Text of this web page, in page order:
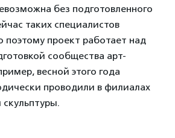
без подготовленного
таких специалистов
поэтому проект работает над
сообщества арт-
весной этого года
проводили в филиалах
скульптуры.